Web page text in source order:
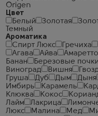
Origen
Цвет
Белый
Золотая
Темный
Ароматика
Спирт Люкс
Гречиха
Агава
Айва Амаретто
Банан
Березовые почки
Виноград
Вишня
Груша
Дуб Дым Дыня
Имбирь
Карамель
Клюква
Кокос
Лайм
Лакрица
Люкс
Малина Мед